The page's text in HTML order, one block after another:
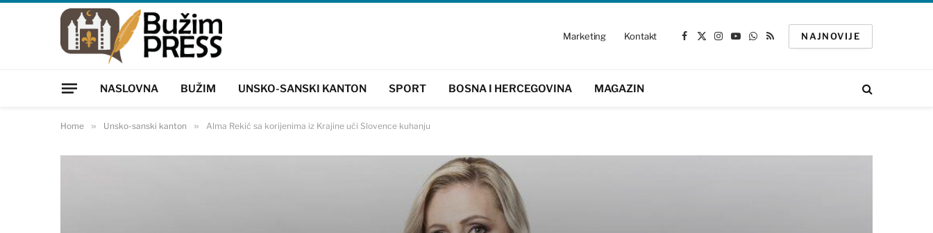
Marketing Kontakt
Facebook
X
Instagram
YouTube
WhatsApp
RSS
NAJNOVIJE
NASLOVNA BUŽIM UNSKO-SANSKI KANTON SPORT BOSNA I HERCEGOVINA MAGAZIN
Home » Unsko-sanski kanton » Alma Rekić sa korijenima iz Krajine uči Slovence kuhanju